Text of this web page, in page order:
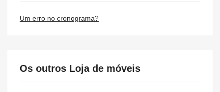
Um erro no cronograma?
Os outros Loja de móveis